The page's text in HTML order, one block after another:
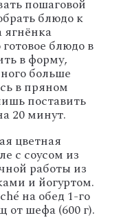
пошаговой
блюдо к
ягнёнка
блюдо в
в форму,
больше
в пряном
поставить
20 минут.
цветная
с соусом из
работы из
и йогуртом.
на обед 1-го
шефа (600 г).